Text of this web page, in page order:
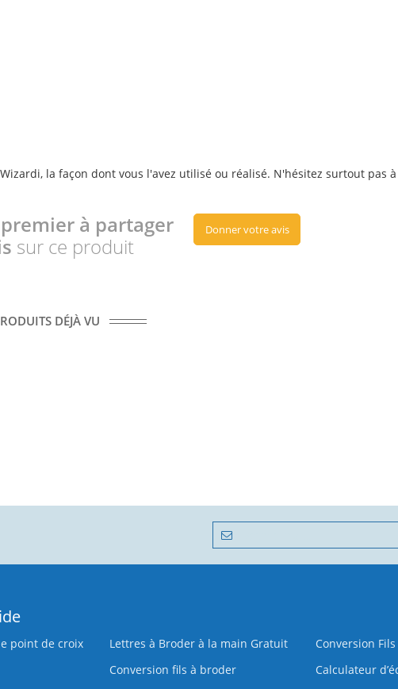
la façon dont vous l'avez utilisé ou réalisé. N'hésitez surtout pas
premier à partager
sur ce produit
Donner votre avis
DÉJÀ VU
point de croix
Lettres à Broder à la main Gratuit
Conversion
Conversion fils à broder
Calculateur